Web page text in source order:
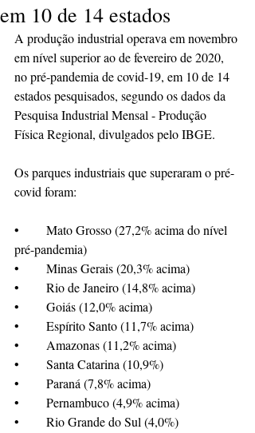
em 10 de 14 estados
A produção industrial operava em novembro
em nível superior ao de fevereiro de 2020,
no pré-pandemia de covid-19, em 10 de 14
estados pesquisados, segundo os dados da
Pesquisa Industrial Mensal - Produção
Física Regional, divulgados pelo IBGE.
Os parques industriais que superaram o pré-
covid foram:
•	Mato Grosso (27,2% acima do nível
pré-pandemia)
•	Minas Gerais (20,3% acima)
•	Rio de Janeiro (14,8% acima)
•	Goiás (12,0% acima)
•	Espírito Santo (11,7% acima)
•	Amazonas (11,2% acima)
•	Santa Catarina (10,9%)
•	Paraná (7,8% acima)
•	Pernambuco (4,9% acima)
•	Rio Grande do Sul (4,0%)